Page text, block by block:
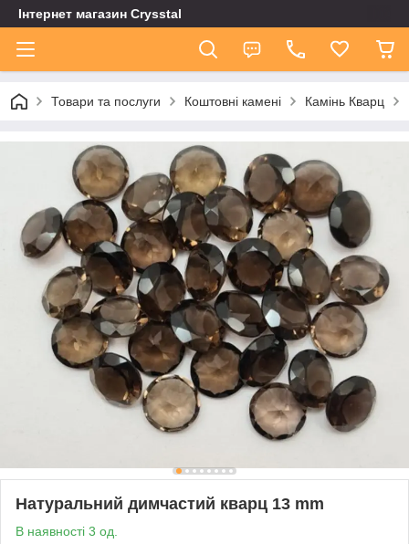
Інтернет магазин Сrysstal
Товари та послуги Коштовні камені Камінь Кварц
Натуральний димчастий кварц 13 mm
В наявності 3 од.